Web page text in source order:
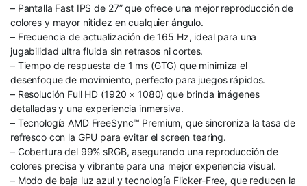
– Pantalla Fast IPS de 27” que ofrece una mejor reproducción de
colores y mayor nitidez en cualquier ángulo.
– Frecuencia de actualización de 165 Hz, ideal para una
jugabilidad ultra fluida sin retrasos ni cortes.
– Tiempo de respuesta de 1 ms (GTG) que minimiza el
desenfoque de movimiento, perfecto para juegos rápidos.
– Resolución Full HD (1920 × 1080) que brinda imágenes
detalladas y una experiencia inmersiva.
– Tecnología AMD FreeSync™ Premium, que sincroniza la tasa de
refresco con la GPU para evitar el screen tearing.
– Cobertura del 99% sRGB, asegurando una reproducción de
colores precisa y vibrante para una mejor experiencia visual.
– Modo de baja luz azul y tecnología Flicker-Free, que reducen la